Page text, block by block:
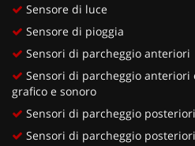
Sensore di luce
Sensore di pioggia
Sensori di parcheggio anteriori
Sensori di parcheggio
grafico e sonoro
Sensori di parcheggio posteriori
Sensori di parcheggio posteriori